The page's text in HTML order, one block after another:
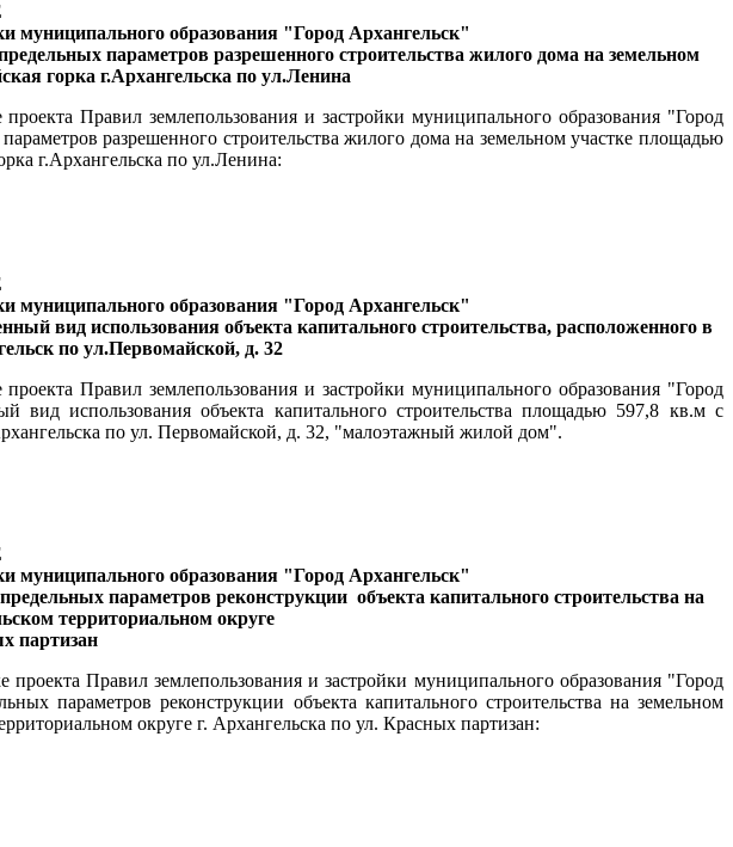
муниципального образования "Город Архангельск"
параметров разрешенного строительства жилого дома на земельном
горка г.Архангельска по ул.Ленина
Правил землепользования и застройки муниципального образования "Город
разрешенного строительства жилого дома на земельном участке площадью
г.Архангельска по ул.Ленина:
муниципального образования "Город Архангельск"
вид использования объекта капитального строительства, расположенного в
по ул.Первомайской, д. 32
Правил землепользования и застройки муниципального образования "Город
использования объекта капитального строительства площадью 597,8 кв.м с
по ул. Первомайской, д. 32, "малоэтажный жилой дом".
муниципального образования "Город Архангельск"
параметров реконструкции объекта капитального строительства на
территориальном округе
партизан
проекта Правил землепользования и застройки муниципального образования "Город
параметров реконструкции объекта капитального строительства на земельном
округе г. Архангельска по ул. Красных партизан: